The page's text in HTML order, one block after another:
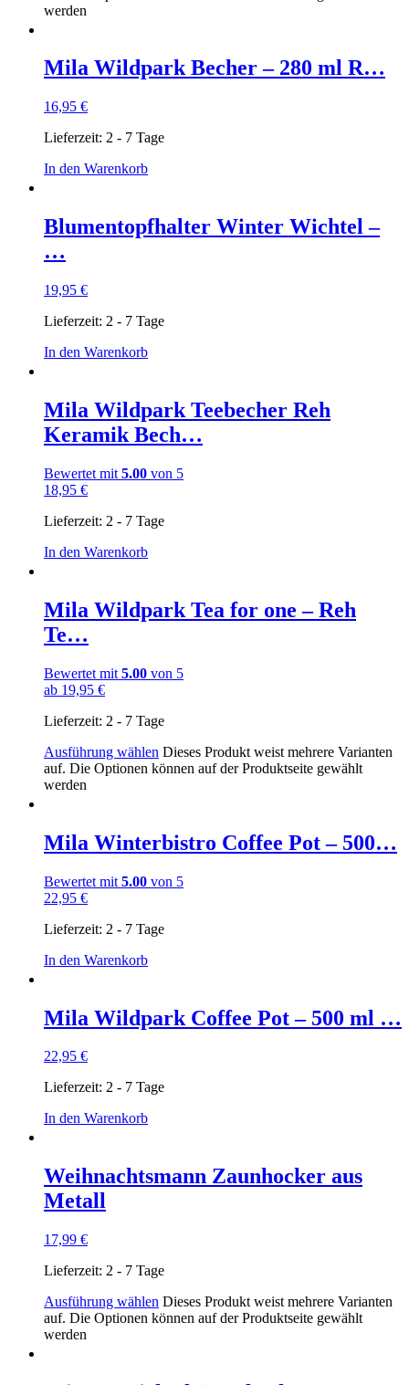
werden
Mila Wildpark Becher – 280 ml R…
16,95 €
Lieferzeit: 2 - 7 Tage
In den Warenkorb
Blumentopfhalter Winter Wichtel –
…
19,95 €
Lieferzeit: 2 - 7 Tage
In den Warenkorb
Mila Wildpark Teebecher Reh
Keramik Bech…
Bewertet mit 5.00 von 5
18,95 €
Lieferzeit: 2 - 7 Tage
In den Warenkorb
Mila Wildpark Tea for one – Reh
Te…
Bewertet mit 5.00 von 5
ab 19,95 €
Lieferzeit: 2 - 7 Tage
Ausführung wählen Dieses Produkt weist mehrere Varianten
auf. Die Optionen können auf der Produktseite gewählt
werden
Mila Winterbistro Coffee Pot – 500…
Bewertet mit 5.00 von 5
22,95 €
Lieferzeit: 2 - 7 Tage
In den Warenkorb
Mila Wildpark Coffee Pot – 500 ml …
22,95 €
Lieferzeit: 2 - 7 Tage
In den Warenkorb
Weihnachtsmann Zaunhocker aus
Metall
17,99 €
Lieferzeit: 2 - 7 Tage
Ausführung wählen Dieses Produkt weist mehrere Varianten
auf. Die Optionen können auf der Produktseite gewählt
werden